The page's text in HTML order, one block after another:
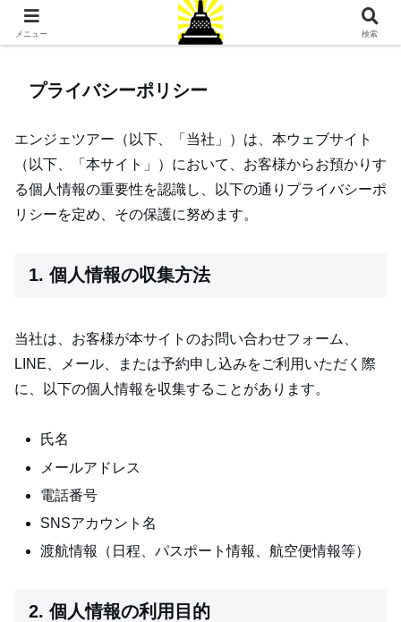
ジョグジャカルタ旅行専門店
プライバシーポリシー
エンジェツアー（以下、「当社」）は、本ウェブサイト
（以下、「本サイト」）において、お客様からお預かりす
る個人情報の重要性を認識し、以下の通りプライバシーポ
リシーを定め、その保護に努めます。
1. 個人情報の収集方法
当社は、お客様が本サイトのお問い合わせフォーム、
LINE、メール、または予約申し込みをご利用いただく際
に、以下の個人情報を収集することがあります。
氏名
メールアドレス
電話番号
SNSアカウント名
渡航情報（日程、パスポート情報、航空便情報等）
2. 個人情報の利用目的
メニュー 検索